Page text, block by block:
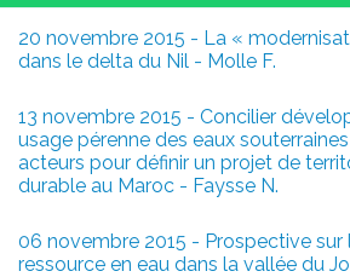
20 novembre 2015 - La «
dans le delta du Nil - Molle F.
13 novembre 2015 - Concilier
usage pérenne des eaux
acteurs pour définir un projet de
durable au Maroc - Faysse N.
06 novembre 2015 - Prospective
ressource en eau dans la vallée du